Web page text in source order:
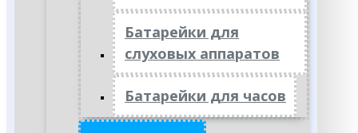
Батарейки для
слуховых аппаратов
Батарейки для часов